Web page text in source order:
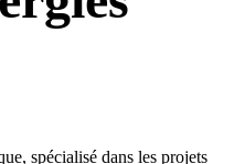
spécialisé dans les projets